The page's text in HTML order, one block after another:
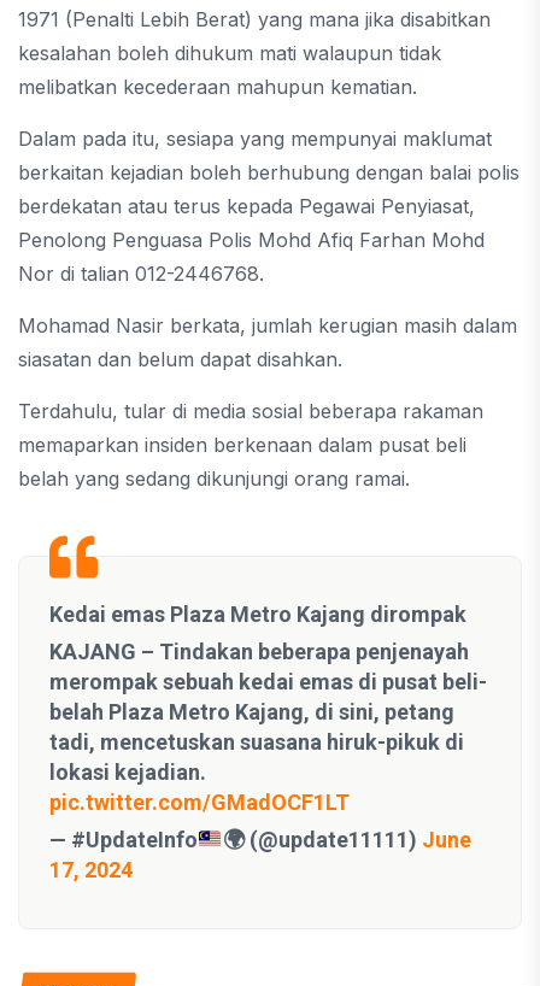
1971 (Penalti Lebih Berat) yang mana jika disabitkan
kesalahan boleh dihukum mati walaupun tidak
melibatkan kecederaan mahupun kematian.
Dalam pada itu, sesiapa yang mempunyai maklumat
berkaitan kejadian boleh berhubung dengan balai polis
berdekatan atau terus kepada Pegawai Penyiasat,
Penolong Penguasa Polis Mohd Afiq Farhan Mohd
Nor di talian 012-2446768.
Mohamad Nasir berkata, jumlah kerugian masih dalam
siasatan dan belum dapat disahkan.
Terdahulu, tular di media sosial beberapa rakaman
memaparkan insiden berkenaan dalam pusat beli
belah yang sedang dikunjungi orang ramai.
Kedai emas Plaza Metro Kajang dirompak
KAJANG – Tindakan beberapa penjenayah
merompak sebuah kedai emas di pusat beli-
belah Plaza Metro Kajang, di sini, petang
tadi, mencetuskan suasana hiruk-pikuk di
lokasi kejadian.
pic.twitter.com/GMadOCF1LT
— #UpdateInfo
🌍(@update11111) June
17, 2024